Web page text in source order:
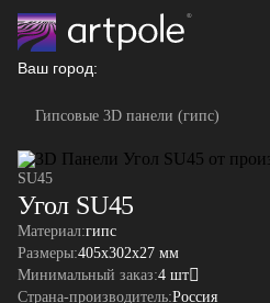
Ваш город:
Гипсовые 3D панели (гипс)
SU45
Угол SU45
Материал:гипс
Размеры:405x302x27 мм
Минимальный заказ:4 шт
Страна-производитель:Россия